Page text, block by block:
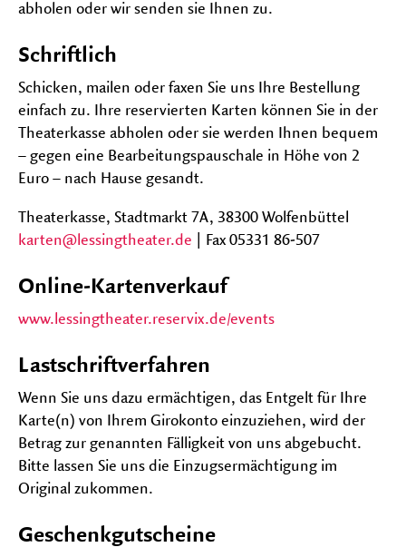
abholen oder wir senden sie Ihnen zu.
Schriftlich
Schicken, mailen oder faxen Sie uns Ihre Bestellung
einfach zu. Ihre reservierten Karten können Sie in der
Theaterkasse abholen oder sie werden Ihnen bequem
– gegen eine Bearbeitungspauschale in Höhe von 2
Euro – nach Hause gesandt.
Theaterkasse, Stadtmarkt 7A, 38300 Wolfenbüttel
karten@lessingtheater.de | Fax 05331 86-507
Online-Kartenverkauf
www.lessingtheater.reservix.de/events
Lastschriftverfahren
Wenn Sie uns dazu ermächtigen, das Entgelt für Ihre
Karte(n) von Ihrem Girokonto einzuziehen, wird der
Betrag zur genannten Fälligkeit von uns abgebucht.
Bitte lassen Sie uns die Einzugsermächtigung im
Original zukommen.
Geschenkgutscheine